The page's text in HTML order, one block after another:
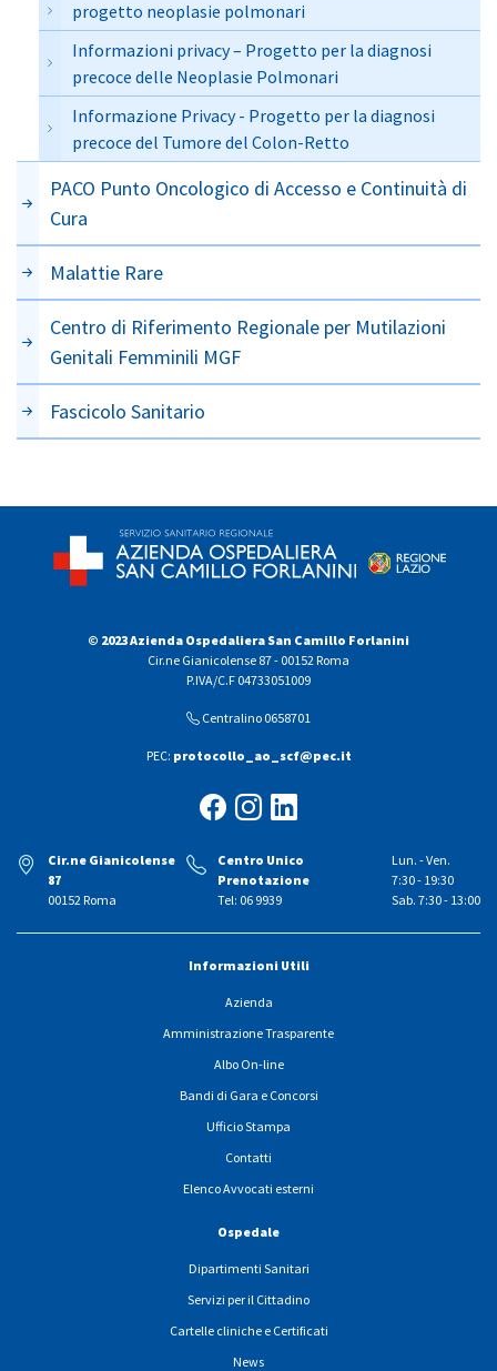
progetto neoplasie polmonari
Informazioni privacy – Progetto per la diagnosi
precoce delle Neoplasie Polmonari
Informazione Privacy - Progetto per la diagnosi
precoce del Tumore del Colon-Retto
PACO Punto Oncologico di Accesso e Continuità di
Cura
Malattie Rare
Centro di Riferimento Regionale per Mutilazioni
Genitali Femminili MGF
Fascicolo Sanitario
© 2023 Azienda Ospedaliera San Camillo Forlanini
Cir.ne Gianicolense 87 - 00152 Roma
P.IVA/C.F 04733051009
Centralino 0658701
PEC: protocollo_ao_scf@pec.it
Cir.ne Gianicolense
87
00152 Roma
Centro Unico
Prenotazione
Tel: 06 9939
Lun. - Ven.
7:30 - 19:30
Sab. 7:30 - 13:00
Informazioni Utili
Azienda
Amministrazione Trasparente
Albo On-line
Bandi di Gara e Concorsi
Ufficio Stampa
Contatti
Elenco Avvocati esterni
Ospedale
Dipartimenti Sanitari
Servizi per il Cittadino
Cartelle cliniche e Certificati
News